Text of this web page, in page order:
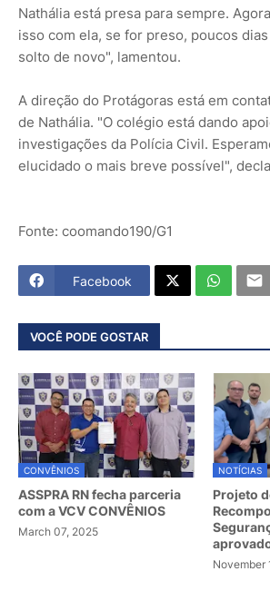
Nathália está presa para sempre.
isso com ela, se for preso, poucos
solto de novo", lamentou.
A direção do Protágoras está em
de Nathália. "O colégio está dando
investigações da Polícia Civil.
elucidado o mais breve possível",
Fonte: coomando190/G1
Facebook
VOCÊ PODE GOSTAR
CONVÊNIOS
ASSPRA RN fecha parceria
com a VCV CONVÊNIOS
March 07, 2025
NOTÍCIAS
Projeto
November